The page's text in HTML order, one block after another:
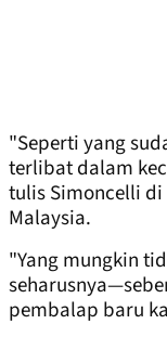
"Seperti yang
terlibat dalam
tulis Simoncelli
Malaysia.
"Yang mungkin
pembalap baru